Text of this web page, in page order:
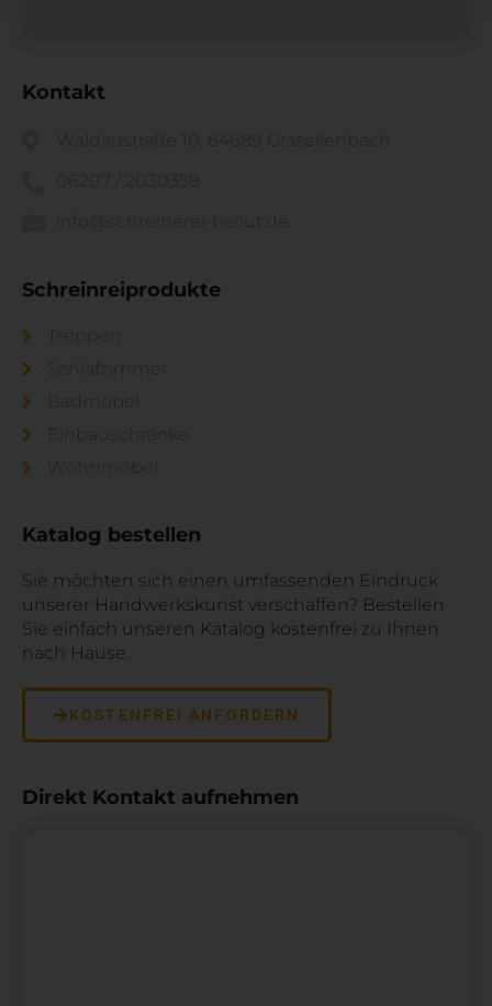
Kontakt
Waldaustraße 10, 64689 Grasellenbach
06207 / 2030359
info@schreinerei-bellut.de
Schreinreiprodukte
Treppen
Schlafzimmer
Badmöbel
Einbauschränke
Wohnmöbel
Katalog bestellen
Sie möchten sich einen umfassenden Eindruck
unserer Handwerkskunst verschaffen? Bestellen
Sie einfach unseren Katalog kostenfrei zu Ihnen
nach Hause.
KOSTENFREI ANFORDERN
Direkt Kontakt aufnehmen